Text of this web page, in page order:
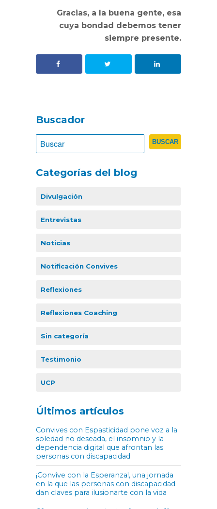
Gracias, a la buena gente, esa
cuya bondad debemos tener
siempre presente.
Buscador
Categorías del blog
Divulgación
Entrevistas
Noticias
Notificación Convives
Reflexiones
Reflexiones Coaching
Sin categoría
Testimonio
UCP
Últimos artículos
Convives con Espasticidad pone voz a la
soledad no deseada, el insomnio y la
dependencia digital que afrontan las
personas con discapacidad
¡Convive con la Esperanza!, una jornada
en la que las personas con discapacidad
dan claves para ilusionarte con la vida